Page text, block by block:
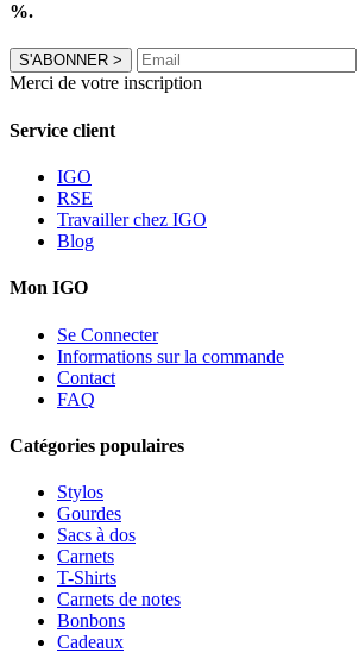
%.
S'ABONNER >
Merci de votre inscription
Service client
IGO
RSE
Travailler chez IGO
Blog
Mon IGO
Se Connecter
Informations sur la commande
Contact
FAQ
Catégories populaires
Stylos
Gourdes
Sacs à dos
Carnets
T-Shirts
Carnets de notes
Bonbons
Cadeaux